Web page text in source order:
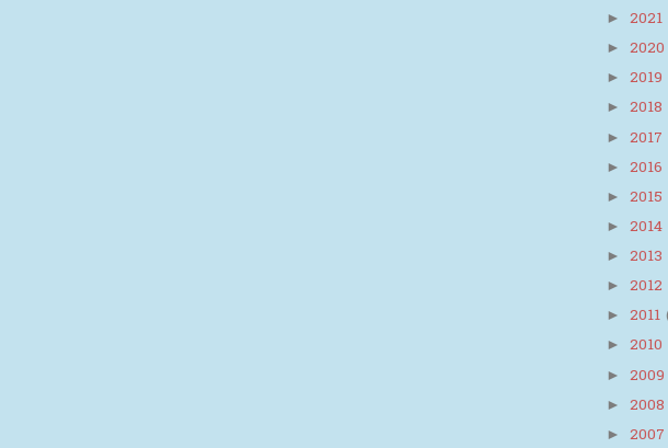
► 2021
► 2020
► 2019
► 2018
► 2017
► 2016
► 2015
► 2014
► 2013
► 2012
► 2011
► 2010
► 2009
► 2008
► 2007